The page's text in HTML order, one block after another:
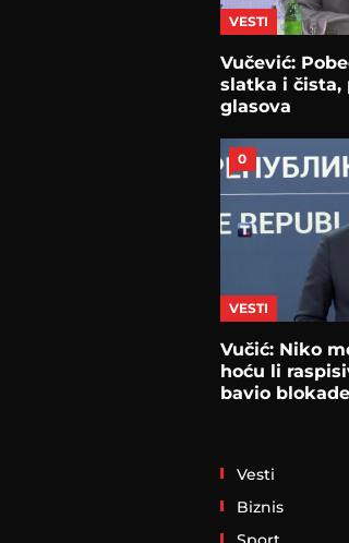
VESTI
Vučević:
slatka i čista,
glasova
0
VESTI
Vučić: Niko
hoću li
bavio
Vesti
Biznis